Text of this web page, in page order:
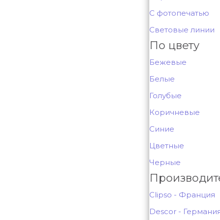
С фотопечатью
Световые линии
По цвету
Бежевые
Белые
Голубые
Коричневые
Синие
Цветные
Черные
Clipso - Франция
Descor -